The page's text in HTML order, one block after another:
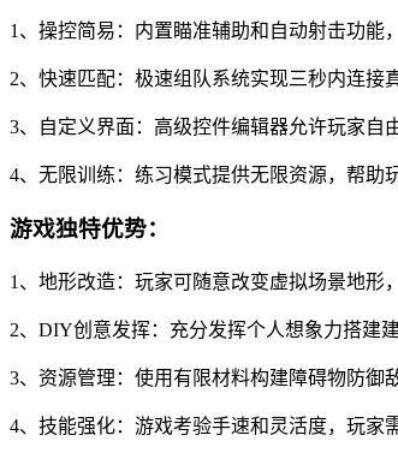
1、操控简易：内置瞄准辅助和自动射击功能
2、快速匹配：极速组队系统实现三秒内连接
3、自定义界面：高级控件编辑器允许玩家自
4、无限训练：练习模式提供无限资源，帮助
游戏独特优势：
1、地形改造：玩家可随意改变虚拟场景地形
2、DIY创意发挥：充分发挥个人想象力搭建
3、资源管理：使用有限材料构建障碍物防御
4、技能强化：游戏考验手速和灵活度，玩家